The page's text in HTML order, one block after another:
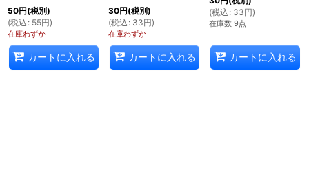
50円(税別)
(税込 : 55円)
在庫わずか
カートに入れる
30円(税別)
(税込 : 33円)
在庫わずか
カートに入れる
(税込 : 33円)
在庫数 9点
カートに入れる